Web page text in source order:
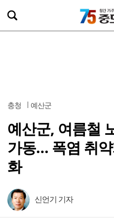
충청 예산군
예산군, 여름철
가동… 폭염 취
화
신언기 기자